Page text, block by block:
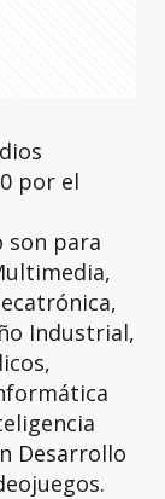
por el
son para
Industrial,
Desarrollo